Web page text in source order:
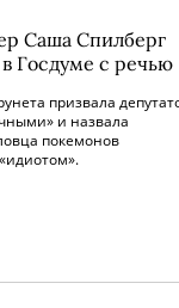
Саша Спилберг
Госдуме с речью
призвала
и назвала
покемонов